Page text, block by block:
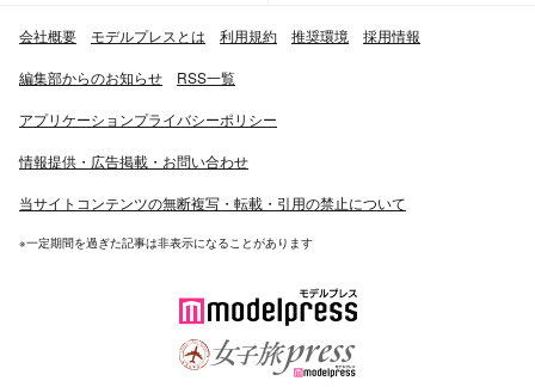
会社概要 モデルプレスとは 利用規約 推奨環境 採用情報
編集部からのお知らせ RSS一覧
アプリケーションプライバシーポリシー
情報提供・広告掲載・お問い合わせ
当サイトコンテンツの無断複写・転載・引用の禁止について
※一定期間を過ぎた記事は非表示になることがあります